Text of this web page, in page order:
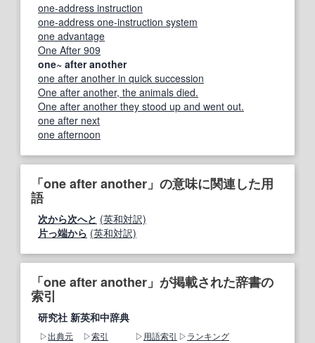
one-address instruction
one-address one-instruction system
one advantage
One After 909
one~ after another
one after another in quick succession
One after another, the animals died.
One after another they stood up and went out.
one after next
one afternoon
「one after another」の意味に関連した用
語
次から次へと (英和対訳)
片っ端から (英和対訳)
「one after another」が掲載された辞書の
索引
研究社 新英和中辞典
出典元 索引 用語索引
ランキング